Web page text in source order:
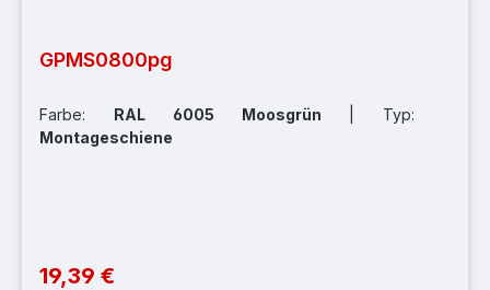
GPMS0800pg
Farbe: RAL 6005 Moosgrün
Typ:
Montageschiene
Regulärer Preis:
19,39 €